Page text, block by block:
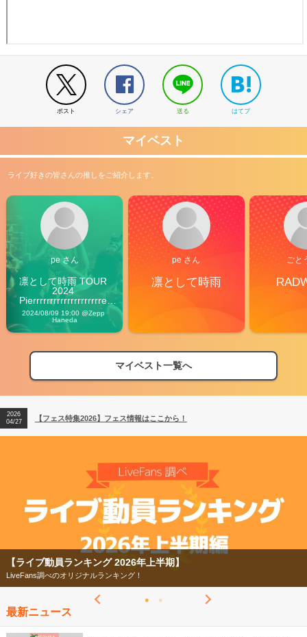
ポスト シェア 送る はてブ
マイベスト
ライブ好きの皆さんの推しをご紹介します。
pe さん
凛として時雨 TOUR
2024
Pierrrrrrrrrrrrrrrrrrrre
Vibes
2024/08/09 19:00 @Zepp
Haneda
pe さん
凛として時雨
ごと
マイベスト一覧へ
【フェス特集2026】フェス情報はここから！
【ライブ動員ランキング】2026年上半期編発表！
2026
04/27
【フェス特集2026】フェス情報はここから！
2026
【ライブ動員ランキング 2026年上半期】
LiveFans調べのオリジナルランキング！
最新ニュース